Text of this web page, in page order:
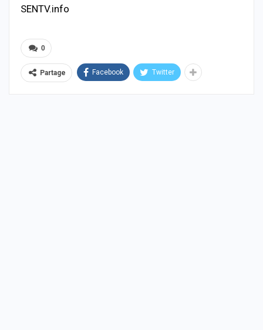
SENTV.info
0
Partage Facebook Twitter